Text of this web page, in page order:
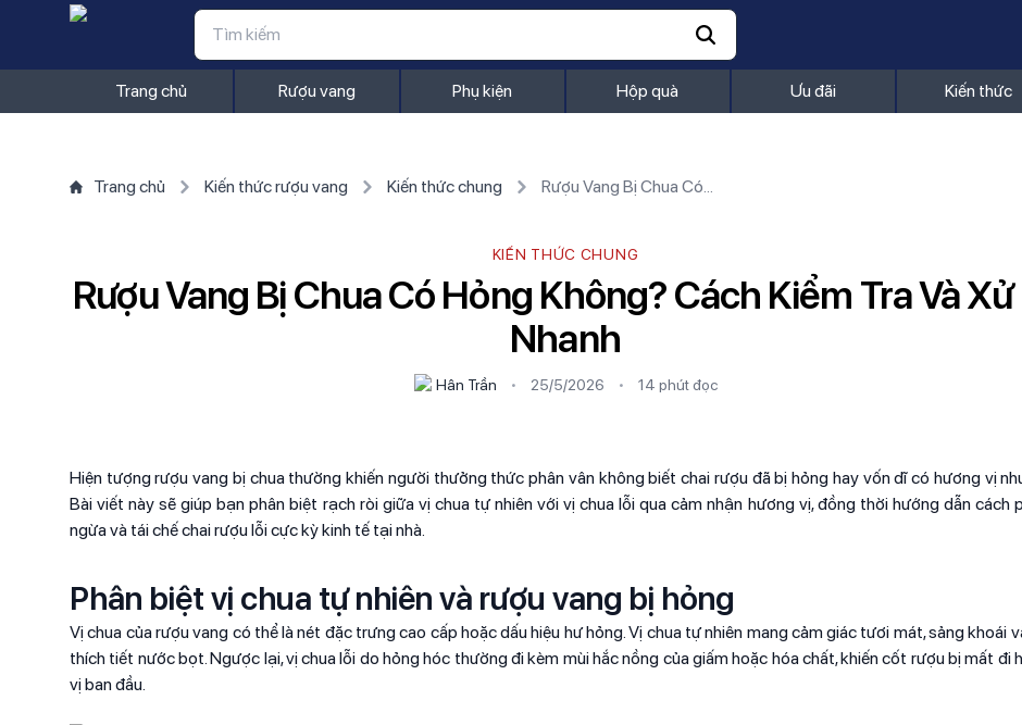
Trang chủ Rượu vang Phụ kiện Hộp quà Ưu đãi Kiến thức
Trang chủ Kiến thức rượu vang Kiến thức chung Rượu Vang Bị Chua Có Hỏng Không? Cách Kiểm Tra Và Xử Lý Nhanh
KIẾN THỨC CHUNG
Rượu Vang Bị Chua Có Hỏng Không? Cách Kiểm Tra Và Xử
Nhanh
Hân Trần • 25/5/2026 • 14 phútđọc
Hiện tượng rượu vang bị chua thường khiến người thưởng thức phân vân không biết chai rượu đã bị hỏng hay vốn dĩ có hương vị
Bài viết này sẽ giúp bạn phân biệt rạch ròi giữa vị chua tự nhiên với vị chua lỗi qua cảm nhận hương vị, đồng thời hướng dẫn cách
ngừa và tái chế chai rượu lỗi cực kỳ kinh tế tại nhà.
Phân biệt vị chua tự nhiên và rượu vang bị hỏng
Vị chua của rượu vang có thể là nét đặc trưng cao cấp hoặc dấu hiệu hư hỏng. Vị chua tự nhiên mang cảm giác tươi mát, sảng khoái
thích tiết nước bọt. Ngược lại, vị chua lỗi do hỏng hóc thường đi kèm mùi hắc nồng của giấm hoặc hóa chất, khiến cốt rượu bị mất đi
vị ban đầu.